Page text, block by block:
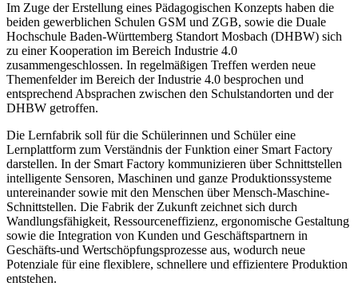
Im Zuge der Erstellung eines Pädagogischen Konzepts haben die
beiden gewerblichen Schulen GSM und ZGB, sowie die Duale
Hochschule Baden-Württemberg Standort Mosbach (DHBW) sich
zu einer Kooperation im Bereich Industrie 4.0
zusammengeschlossen. In regelmäßigen Treffen werden neue
Themenfelder im Bereich der Industrie 4.0 besprochen und
entsprechend Absprachen zwischen den Schulstandorten und der
DHBW getroffen.
Die Lernfabrik soll für die Schülerinnen und Schüler eine
Lernplattform zum Verständnis der Funktion einer Smart Factory
darstellen. In der Smart Factory kommunizieren über Schnittstellen
intelligente Sensoren, Maschinen und ganze Produktionssysteme
untereinander sowie mit den Menschen über Mensch-Maschine-
Schnittstellen. Die Fabrik der Zukunft zeichnet sich durch
Wandlungsfähigkeit, Ressourceneffizienz, ergonomische Gestaltung
sowie die Integration von Kunden und Geschäftspartnern in
Geschäfts-und Wertschöpfungsprozesse aus, wodurch neue
Potenziale für eine flexiblere, schnellere und effizientere Produktion
entstehen.